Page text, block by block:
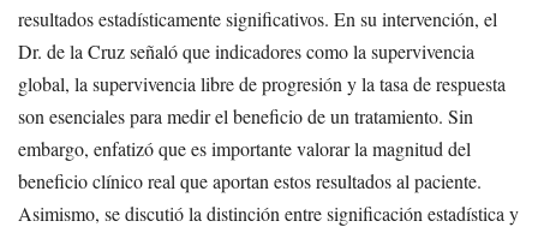
resultados estadísticamente significativos. En su intervención, el
Dr. de la Cruz señaló que indicadores como la supervivencia
global, la supervivencia libre de progresión y la tasa de respuesta
son esenciales para medir el beneficio de un tratamiento. Sin
embargo, enfatizó que es importante valorar la magnitud del
beneficio clínico real que aportan estos resultados al paciente.
Asimismo, se discutió la distinción entre significación estadística y